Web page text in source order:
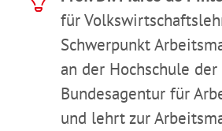
für
Schwerpunkt
an der Hochschule der
Bundesagentur für
und lehrt zur